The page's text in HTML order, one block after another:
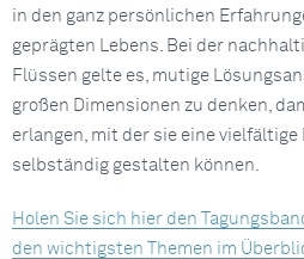
in den ganz persönlichen
geprägten Lebens. Bei der
Flüssen gelte es, mutige
großen Dimensionen zu denken,
erlangen, mit der sie eine
selbständig gestalten können.
Holen Sie sich hier den
den wichtigsten Themen im